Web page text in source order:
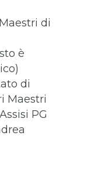
di
è
di
Maestri
PG